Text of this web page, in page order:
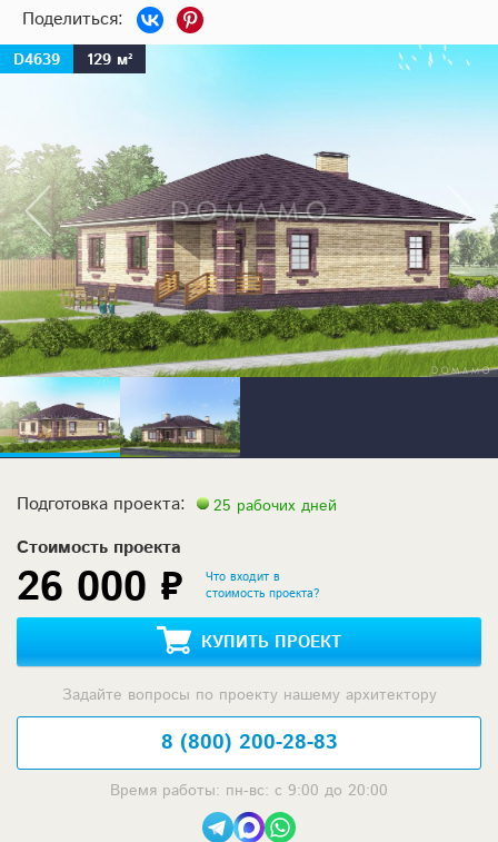
D4639 129 м²
Подготовка проекта: 25 рабочих дней
Стоимость проекта
26 000 ₽
Что входит в
стоимость проекта?
КУПИТЬ ПРОЕКТ
Задайте вопросы по проекту нашему архитектору
8 (800) 200-28-83
Время работы: пн-вс: с 9:00 до 20:00